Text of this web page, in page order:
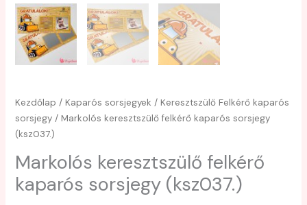
Kezdőlap /Kaparós sorsjegyek /Keresztszülő Felkérő kaparós
sorsjegy / Markolós keresztszülő felkérő kaparós sorsjegy
(ksz037.)
Markolós keresztszülő felkérő
kaparós sorsjegy (ksz037.)